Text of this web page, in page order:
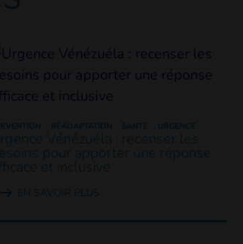
RÉADAPTATION SANTÉ URGENCE
Vénézuéla : recenser les
pour apporter une réponse
et inclusive
EN SAVOIR PLUS